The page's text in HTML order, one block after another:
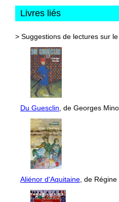
Livres liés
> Suggestions de lectures sur
Du Guesclin , de Georges
Aliénor d'Aquitaine , de